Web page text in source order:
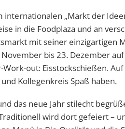
„Markt der
in die Foodplaza und an
mit seiner einzigartigen
bis 23. Dezember
out: Eisstockschießen.
Kollegenkreis Spaß haben.
das neue Jahr stilecht
wird dort gefeiert –